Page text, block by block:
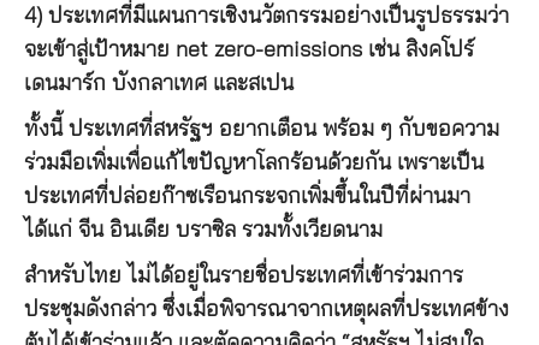
4) ประเทศที่มีแผนการเชิงนวัตกรรมอย่างเป็นรูปธรรมว่า
จะเข้าสู่เป้าหมาย net zero-emissions เช่น สิงคโปร์
เดนมาร์ก บังกลาเทศ และสเปน
ทั้งนี้ ประเทศที่สหรัฐฯ อยากเตือน พร้อม ๆ กับขอความ
ร่วมมือเพิ่มเพื่อแก้ไขปัญหาโลกร้อนด้วยกัน เพราะเป็น
ประเทศที่ปล่อยก๊าซเรือนกระจกเพิ่มขึ้นในปีที่ผ่านมา
ได้แก่ จีน อินเดีย บราซิล รวมทั้งเวียดนาม
สำหรับไทย ไม่ได้อยู่ในรายชื่อประเทศที่เข้าร่วมการ
ประชุมดังกล่าว ซึ่งเมื่อพิจารณาจากเหตุผลที่ประเทศข้าง